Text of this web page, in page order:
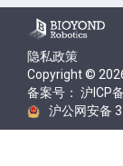
隐私政策
Copyright ©
备案号： 沪ICP
沪公网安备